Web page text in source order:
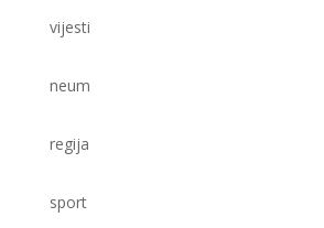
vijesti
neum
regija
sport